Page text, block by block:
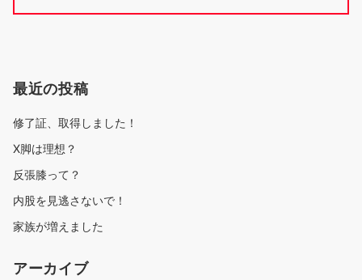
最近の投稿
修了証、取得しました！
X脚は理想？
反張膝って？
内股を見逃さないで！
家族が増えました
アーカイブ